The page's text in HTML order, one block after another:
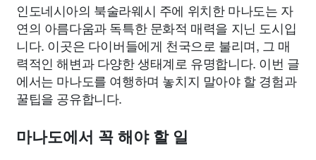
인도네시아의 북술라웨시 주에 위치한 마나도는 자
연의 아름다움과 독특한 문화적 매력을 지닌 도시입
니다. 이곳은 다이버들에게 천국으로 불리며, 그 매
력적인 해변과 다양한 생태계로 유명합니다. 이번 글
에서는 마나도를 여행하며 놓치지 말아야 할 경험과
꿀팁을 공유합니다.
마나도에서 꼭 해야 할 일